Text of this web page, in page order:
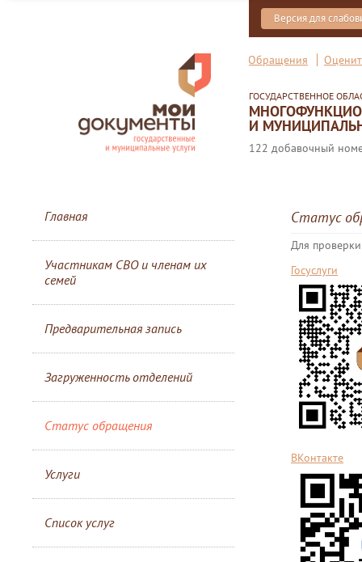
Версия для
Обращения
ГОСУДАРСТВЕННОЕ
И
122 добавочный
Главная
Участникам СВО и членам их
семей
Предварительная запись
Загруженность отделений
Статус обращения
Услуги
Список услуг
Статус
Для
Госуслуги
ВКонтакте